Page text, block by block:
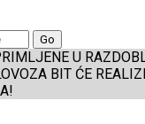
U
BIT ĆE